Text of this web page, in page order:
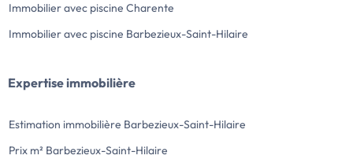
Immobilier avec piscine Charente
Immobilier avec piscine Barbezieux-Saint-Hilaire
Expertise immobilière
Estimation immobilière Barbezieux-Saint-Hilaire
Prix m² Barbezieux-Saint-Hilaire